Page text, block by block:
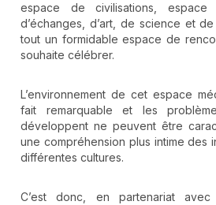
espace de civilisations,
d’échanges, d’art, de science et
tout un formidable espace de
souhaite célébrer.
L’environnement de cet espace
fait remarquable et les
développent ne peuvent être
une compréhension plus intime des
différentes cultures.
C’est donc, en partenariat